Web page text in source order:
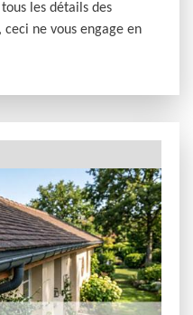
les détails des
ne vous engage en